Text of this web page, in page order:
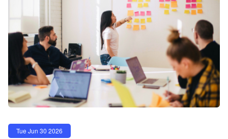
Tue Jun 30 2026